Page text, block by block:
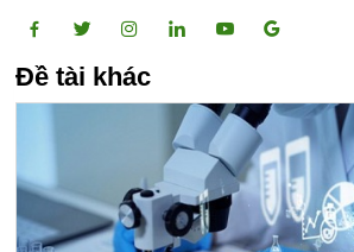
Đề tài khác